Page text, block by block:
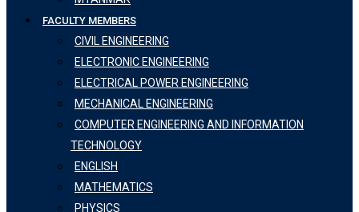
FACULTY MEMBERS
CIVIL ENGINEERING
ELECTRONIC ENGINEERING
ELECTRICAL POWER ENGINEERING
MECHANICAL ENGINEERING
COMPUTER ENGINEERING AND INFORMATION
TECHNOLOGY
ENGLISH
MATHEMATICS
PHYSICS